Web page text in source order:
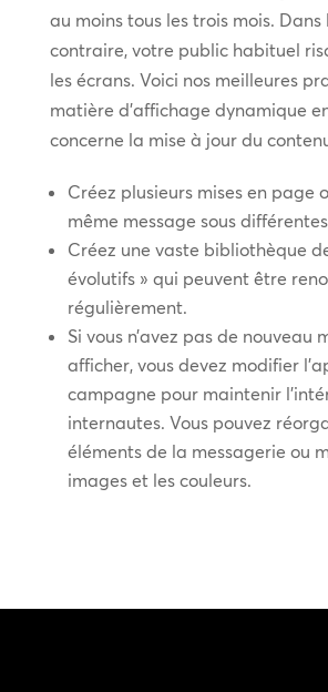
au moins tous les trois mois. Dans
contraire, votre public habituel
les écrans. Voici nos meilleures
matière d’affichage dynamique
concerne la mise à jour du
Créez plusieurs mises en page
même message sous
Créez une vaste bibliothèque
évolutifs » qui peuvent être
régulièrement.
Si vous n’avez pas de nouveau
afficher, vous devez modifier
campagne pour maintenir
internautes. Vous pouvez
éléments de la messagerie ou
images et les couleurs.